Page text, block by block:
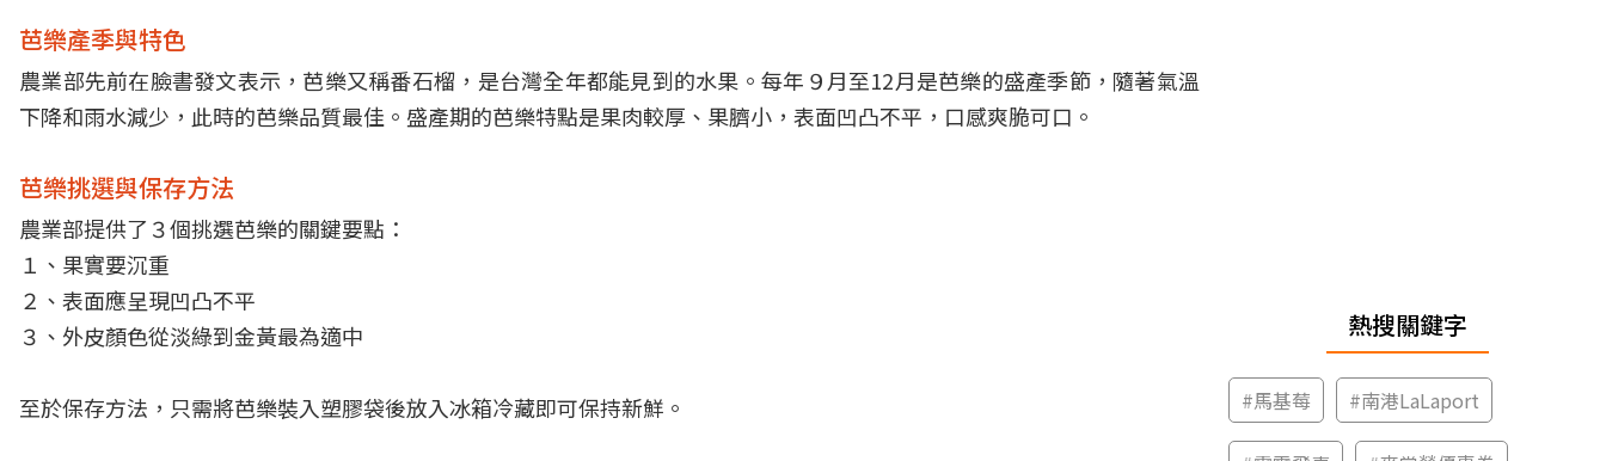
芭樂產季與特色
農業部先前在臉書發文表示，芭樂又稱番石榴，是台灣全年都能見到的水果。每年９月至12月是芭樂的盛產季節，隨著氣溫
下降和雨水減少，此時的芭樂品質最佳。盛產期的芭樂特點是果肉較厚、果臍小，表面凹凸不平，口感爽脆可口。
芭樂挑選與保存方法
農業部提供了３個挑選芭樂的關鍵要點：
１、果實要沉重
２、表面應呈現凹凸不平
３、外皮顏色從淡綠到金黃最為適中
至於保存方法，只需將芭樂裝入塑膠袋後放入冰箱冷藏即可保持新鮮。
熱搜關鍵字
#馬基莓 #南港LaLaport